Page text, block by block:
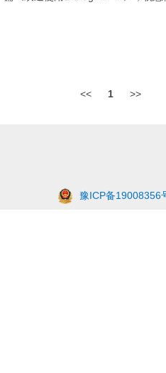
<< 1 >>
豫ICP备19008356